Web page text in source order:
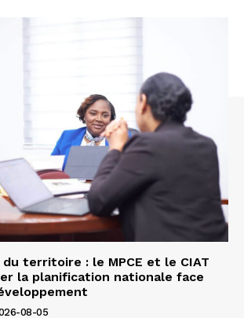
territoire : le MPCE et le CIAT
la planification nationale face
08-05